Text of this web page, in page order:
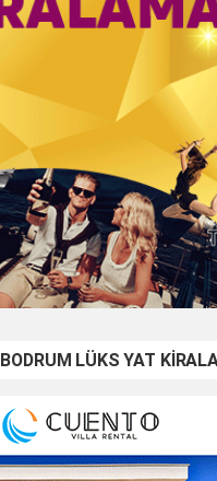
BODRUM LÜKS YAT